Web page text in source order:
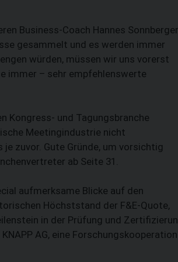
Business-Coach Hannes Sonnberger
gesammelt und es werden immer
würden, müssen wir uns vorerst
immer – sehr empfehlenswerte
Kongress- und Tagungsbranche
Meetingindustrie nicht
zuvor. Gute Gründe, um vorsichtig
ab Seite 31.
aufmerksame Blicke auf den
Höchststand der F&E-Quote,
in der Prüfung und
AG, eine Forschungskooperation